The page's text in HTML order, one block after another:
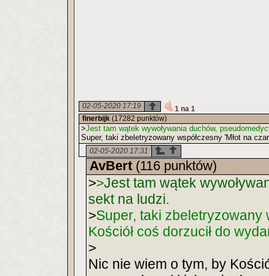
02-05-2020 17:19
1 na 1
finerbijk (17282 punktów)
>Jest tam wątek wywoływania duchów,
Super, taki zbeletryzowany współczesny 'Młot na
02-05-2020 17:31
AvBert (116 punktów)
>>Jest tam wątek
sekt na ludzi.
>Super, taki zbeletryzowany
Kościół coś dorzucił do
>
Nic nie wiem o tym, by